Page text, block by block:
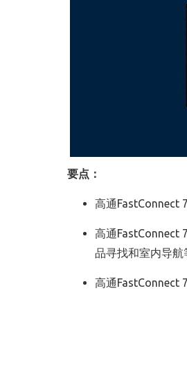
要点：
高通 FastConnect
高通 FastConnect
品寻找和室内导航
高通 FastConnect